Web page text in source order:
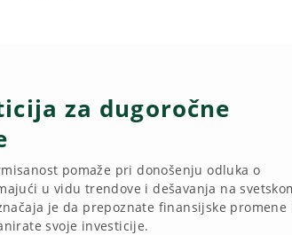
za dugoročne
pomaže pri donošenju odluka o
u vidu trendove i dešavanja na
je da prepoznate finansijske promene
svoje investicije.